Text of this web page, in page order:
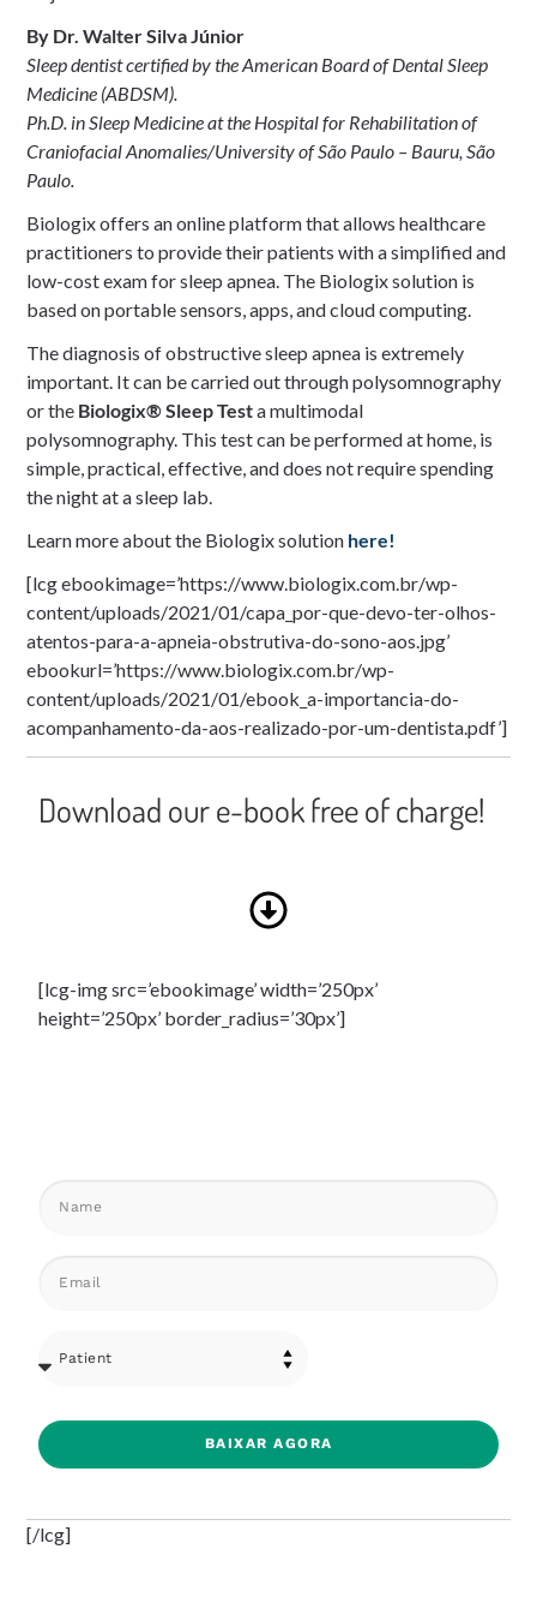
By Dr. Walter Silva Júnior
Sleep dentist certified by the American Board of Dental Sleep
Medicine (ABDSM).
Ph.D. in Sleep Medicine at the Hospital for Rehabilitation of
Craniofacial Anomalies/University of São Paulo – Bauru, São
Paulo.
Biologix offers an online platform that allows healthcare
practitioners to provide their patients with a simplified and
low-cost exam for sleep apnea. The Biologix solution is
based on portable sensors, apps, and cloud computing.
The diagnosis of obstructive sleep apnea is extremely
important. It can be carried out through polysomnography
or the Biologix® Sleep Testa multimodal
polysomnography. This test can be performed at home, is
simple, practical, effective, and does not require spending
the night at a sleep lab.
Learn more about the Biologix solution here!
[lcg ebookimage=’https://www.biologix.com.br/wp-
content/uploads/2021/01/capa_por-que-devo-ter-olhos-
atentos-para-a-apneia-obstrutiva-do-sono-aos.jpg’
ebookurl=’https://www.biologix.com.br/wp-
content/uploads/2021/01/ebook_a-importancia-do-
acompanhamento-da-aos-realizado-por-um-dentista.pdf’]
Download our e-book free of charge!
[lcg-img src=’ebookimage’ width=’250px’
height=’250px’ border_radius=’30px’]
BAIXAR AGORA
[/lcg]